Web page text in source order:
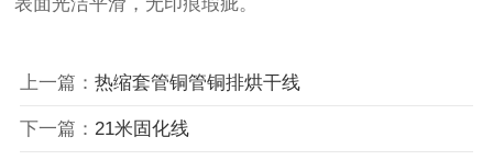
表面光洁平滑，无印痕瑕疵。
上一篇： 热缩套管铜管铜排烘干线
下一篇： 21米固化线